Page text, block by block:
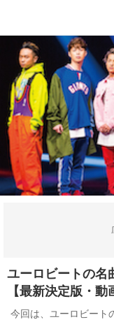
ユーロビートの名
【最新決定版・動
今回は、ユーロビート